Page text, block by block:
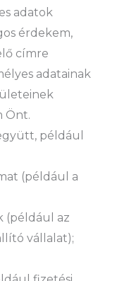
adatok
érdekem,
címre
adatainak
Önt.
például
(például a
(például az
vállalat);